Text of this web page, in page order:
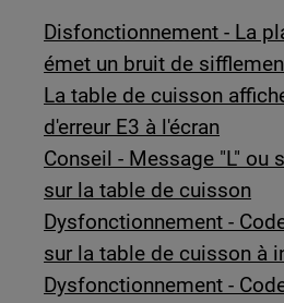
Disfonctionnement - La
émet un bruit de
La table de cuisson
d'erreur E3 à l'écran
Conseil - Message "L" ou
sur la table de cuisson
Dysfonctionnement -
sur la table de cuisson à
Dysfonctionnement -